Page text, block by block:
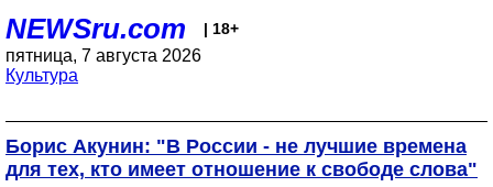
NEWSru.com | 18+
пятница, 7 августа 2026
Культура
Борис Акунин: "В России - не лучшие времена
для тех, кто имеет отношение к свободе слова"